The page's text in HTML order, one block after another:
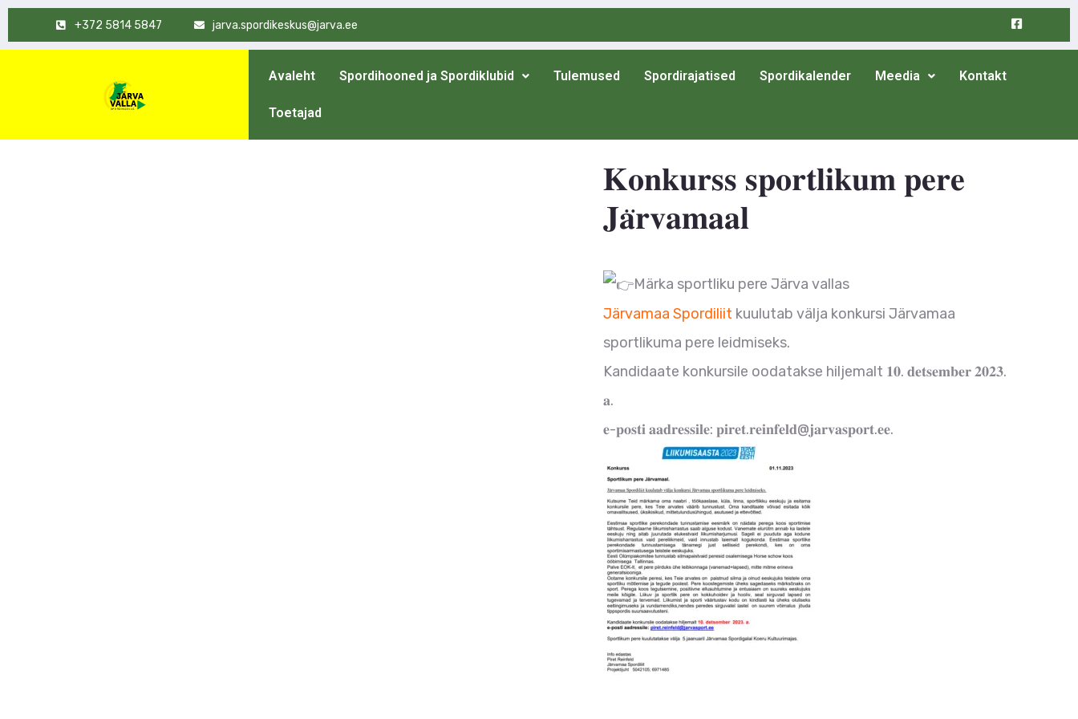
+372 5814 5847 jarva.spordikeskus@jarva.ee
Avaleht Spordihooned ja Spordiklubid Tulemused Spordirajatised Spordikalender Meedia Kontakt
Toetajad
𝐊𝐨𝐧𝐤𝐮𝐫𝐬𝐬 𝐬𝐩𝐨𝐫𝐭𝐥𝐢𝐤𝐮𝐦 𝐩𝐞𝐫𝐞
𝐉𝐚̈𝐫𝐯𝐚𝐦𝐚𝐚𝐥
Märka sportliku pere Järva vallas
Järvamaa Spordiliit kuulutab välja konkursi Järvamaa
sportlikuma pere leidmiseks.
Kandidaate konkursile oodatakse hiljemalt 𝟏𝟎. 𝐝𝐞𝐭𝐬𝐞𝐦𝐛𝐞𝐫 𝟐𝟎𝟐𝟑.
𝐚.
𝐞-𝐩𝐨𝐬𝐭𝐢 𝐚𝐚𝐝𝐫𝐞𝐬𝐬𝐢𝐥𝐞: 𝐩𝐢𝐫𝐞𝐭.𝐫𝐞𝐢𝐧𝐟𝐞𝐥𝐝@𝐣𝐚𝐫𝐯𝐚𝐬𝐩𝐨𝐫𝐭.𝐞𝐞.